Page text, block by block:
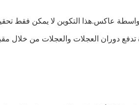
عاكس.هذا التكوين لا يمكن فقط
تدفع دوران العجلات والعجلات من